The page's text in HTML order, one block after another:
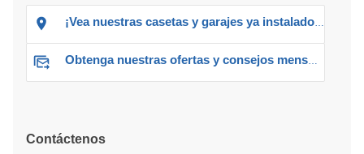
¡Vea nuestras casetas y garajes ya instalados!
Obtenga nuestras ofertas y consejos mensuales
Contáctenos